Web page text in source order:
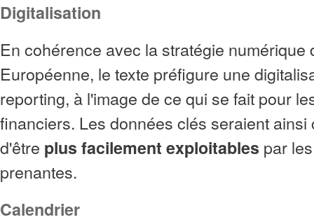
Digitalisation
En cohérence avec la stratégie numérique
Européenne, le texte préfigure une
reporting, à l'image de ce qui se fait pour
financiers. Les données clés seraient
d'être plus facilement exploitables par
prenantes.
Calendrier